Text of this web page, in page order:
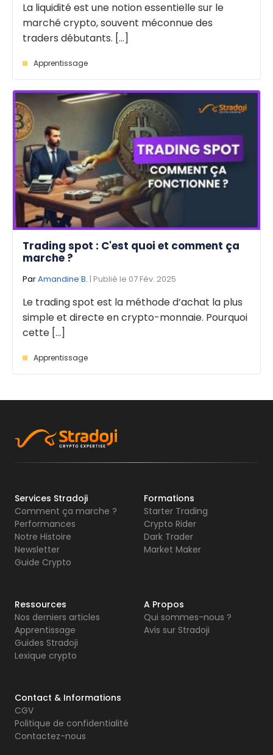
La liquidité est une notion essentielle sur le
marché crypto, souvent méconnue des
traders débutants. [...]
Apprentissage
Trading spot : C'est quoi et comment ça
marche ?
ParAmandine B. | Publié le 07 Fév. 2025
Le trading spot est la méthode d’achat la plus
simple et directe en crypto-monnaie. Pourquoi
cette [...]
Apprentissage
Services Stradoji
Comment ça marche ?
Performances
Notre Histoire
Newsletter
Guide Crypto
Formations
Starter Trading
Crypto Rider
Dark Trader
Market Maker
Ressources
Nos derniers articles
Apprentissage
Guides Stradoji
Lexique crypto
A Propos
Qui sommes-nous ?
Avis sur Stradoji
Contact & Informations
CGV
Politique de confidentialité
Contactez-nous